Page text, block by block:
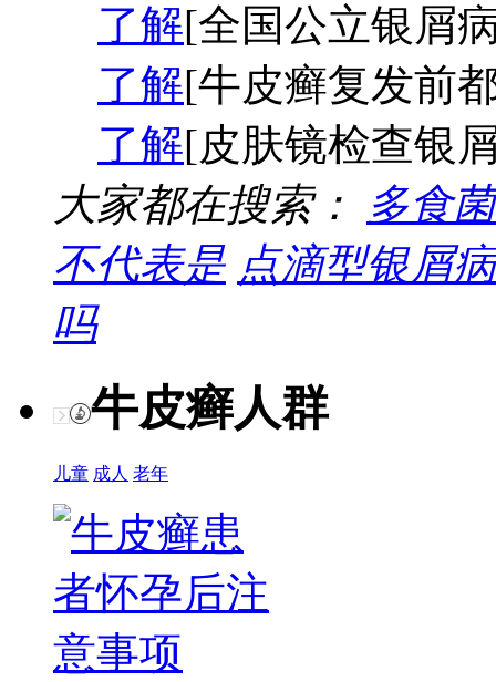
了解[全国公立银屑
了解[牛皮癣复发前
了解[皮肤镜检查银
大家都在搜索：
多食
不代表是 点滴型银屑
吗
牛皮癣人群
儿童 成人 老年